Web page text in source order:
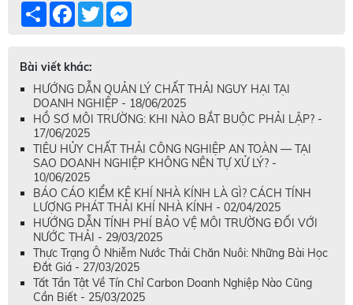
Share Facebook
Twitter
Bài viết khác:
HƯỚNG DẪN QUẢN LÝ CHẤT THẢI NGUY HẠI TẠI
DOANH NGHIỆP - 18/06/2025
HỒ SƠ MÔI TRƯỜNG: KHI NÀO BẮT BUỘC PHẢI LẬP? -
17/06/2025
TIÊU HỦY CHẤT THẢI CÔNG NGHIỆP AN TOÀN — TẠI
SAO DOANH NGHIỆP KHÔNG NÊN TỰ XỬ LÝ? -
10/06/2025
BÁO CÁO KIỂM KÊ KHÍ NHÀ KÍNH LÀ GÌ? CÁCH TÍNH
LƯỢNG PHÁT THẢI KHÍ NHÀ KÍNH - 02/04/2025
HƯỚNG DẪN TÍNH PHÍ BẢO VỆ MÔI TRƯỜNG ĐỐI VỚI
NƯỚC THẢI - 29/03/2025
Thực Trạng Ô Nhiễm Nước Thải Chăn Nuôi: Những Bài Học
Đắt Giá - 27/03/2025
Tất Tần Tật Về Tín Chỉ Carbon Doanh Nghiệp Nào Cũng
Cần Biết - 25/03/2025